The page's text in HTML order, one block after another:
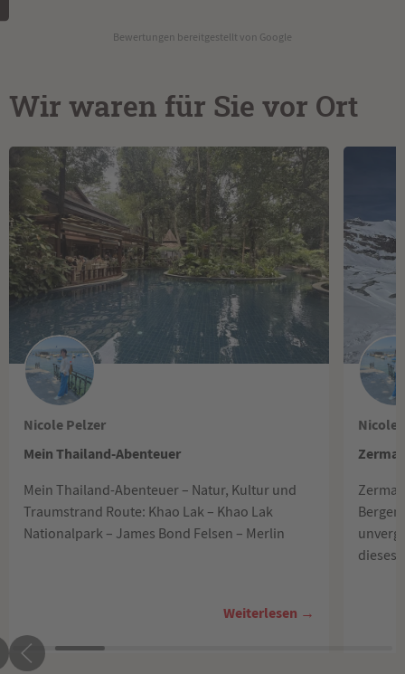
Bewertungen bereitgestellt von Google
Wir waren für Sie vor Ort
Nicole Pelzer
Mein Thailand-Abenteuer
Mein Thailand-Abenteuer – Natur, Kultur und
Traumstrand Route: Khao Lak – Khao Lak
Nationalpark – James Bond Felsen – Merlin
Weiterlesen →
Nicole
dieses